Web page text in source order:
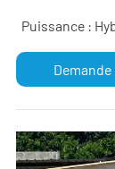
Puissance :